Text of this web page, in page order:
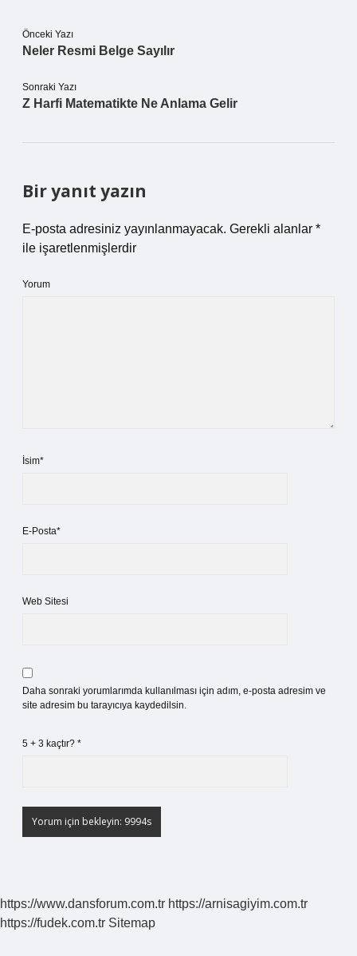
Önceki Yazı
Neler Resmi Belge Sayılır
Sonraki Yazı
Z Harfi Matematikte Ne Anlama Gelir
Bir yanıt yazın
E-posta adresiniz yayınlanmayacak. Gerekli alanlar *
ile işaretlenmişlerdir
Yorum
İsim*
E-Posta*
Web Sitesi
Daha sonraki yorumlarımda kullanılması için adım, e-posta adresim ve
site adresim bu tarayıcıya kaydedilsin.
5 + 3 kaçtır? *
https://www.dansforum.com.tr https://arnisagiyim.com.tr
https://fudek.com.tr Sitemap